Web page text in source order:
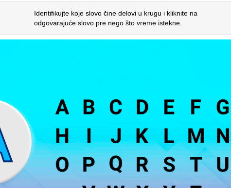
Identifikujte koje slovo čine delovi u krugu i kliknite na
odgovarajuće slovo pre nego što vreme istekne.